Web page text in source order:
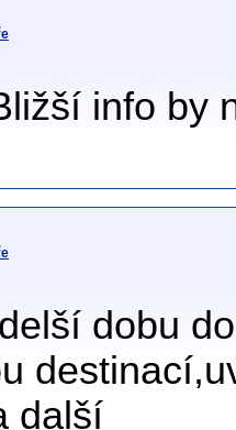
info by
dobu
další